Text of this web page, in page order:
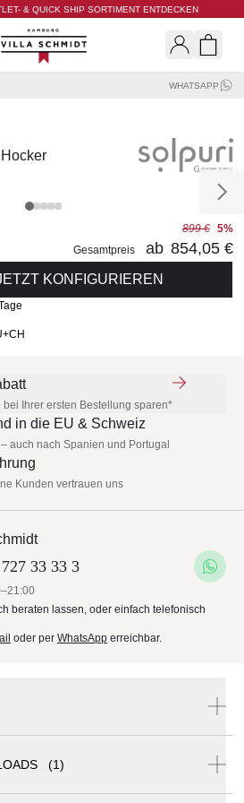
& QUICK SHIP SORTIMENT ENTDECKEN
Villa Schmidt
WHATSAPP
899 € 5%
Gesamtpreis
ab 854,05 €
KONFIGURIEREN
Ihrer ersten Bestellung sparen*
in die EU & Schweiz
auch nach Spanien und Portugal
Kunden vertrauen uns
33 33 3
beraten lassen, oder einfach telefonisch
oder per WhatsApp erreichbar.
Hocker
(1)